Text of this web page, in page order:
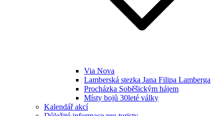
Via Nova
Lamberská stezka Jana Filipa Lamberga
Procházka Soběšickým hájem
Místy bojů 30leté války
Kalendář akcí